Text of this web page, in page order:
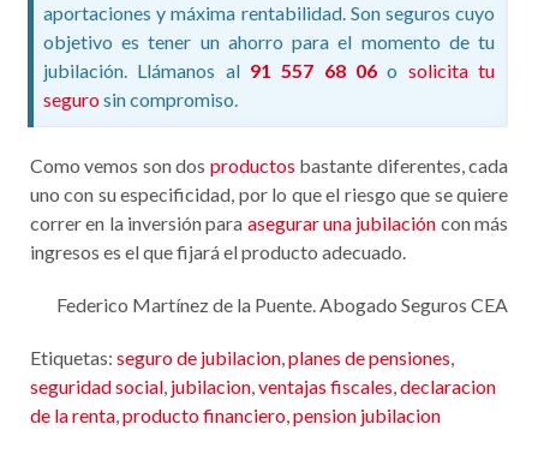
aportaciones y máxima rentabilidad. Son seguros cuyo
objetivo es tener un ahorro para el momento de tu
jubilación. Llámanos al 91 557 68 06 o solicita tu
segurosin compromiso.
Como vemos son dos productos bastante diferentes, cada
uno con su especificidad, por lo que el riesgo que se quiere
correr en la inversión para asegurar una jubilación con más
ingresos es el que fijará el producto adecuado.
Federico Martínez de la Puente. Abogado Seguros CEA
Etiquetas: seguro de jubilacion,planes de pensiones,
seguridad social, jubilacion,ventajas fiscales,declaracion
de la renta,producto financiero,pension jubilacion